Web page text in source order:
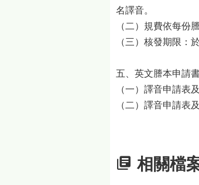
名譯音。
（二）規費依每份
（三）核發期限：
五、英文謄本申請
（一）譯音申請表
（二）譯音申請表
相關檔